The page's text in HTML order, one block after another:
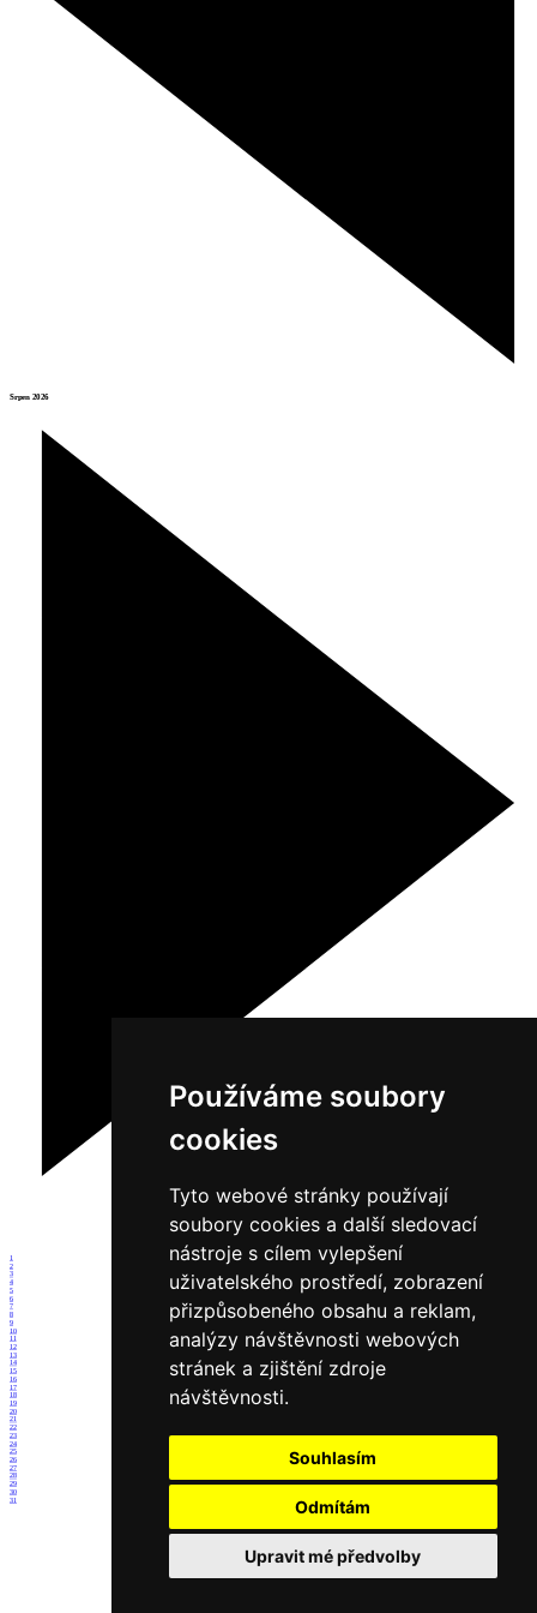
Používáme soubory
cookies
Tyto webové stránky používají
soubory cookies a další sledovací
nástroje s cílem vylepšení
uživatelského prostředí, zobrazení
přizpůsobeného obsahu a reklam,
analýzy návštěvnosti webových
stránek a zjištění zdroje
návštěvnosti.
Souhlasím
Odmítám
Upravit mé předvolby
Srpen 2026
1
2
3
4
5
6
7
8
9
10
11
12
13
14
15
16
17
18
19
20
21
22
23
24
25
26
27
28
29
30
31